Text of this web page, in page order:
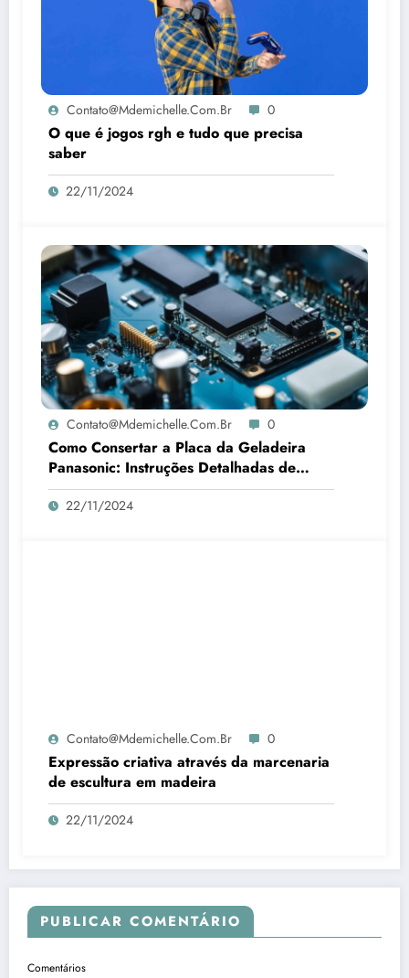
Contato@mdemichelle.com.br 0
O que é jogos rgh e tudo que precisa
saber
22/11/2024
Contato@mdemichelle.com.br 0
Como Consertar a Placa da Geladeira
Panasonic: Instruções Detalhadas de
Reparo
22/11/2024
Contato@mdemichelle.com.br 0
Expressão criativa através da marcenaria
de escultura em madeira
22/11/2024
PUBLICAR COMENTÁRIO
Comentários